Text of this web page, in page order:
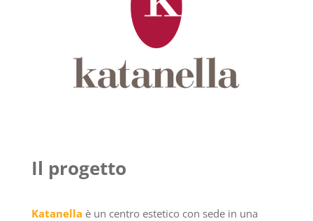
Il progetto
Katanella è un centro estetico con sede in una